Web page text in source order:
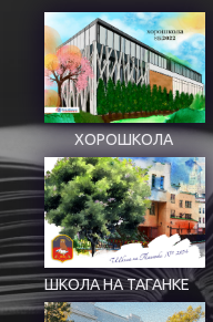
ХОРОШКОЛА
ШКОЛА НА ТАГАНКЕ